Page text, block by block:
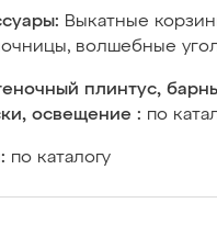
Выкатные
волшебные
плинтус,
освещение : по
по каталогу